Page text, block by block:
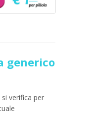
generico
verifica per